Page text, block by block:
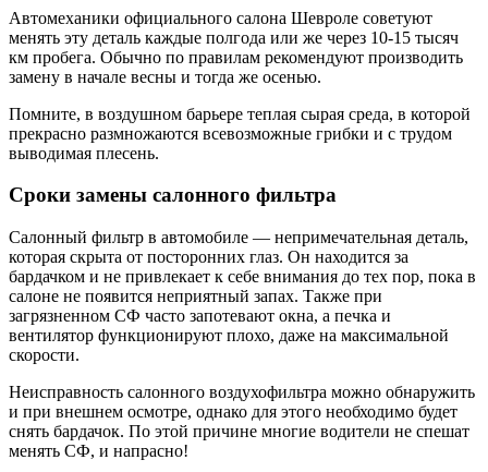
Автомеханики официального салона Шевроле советуют
менять эту деталь каждые полгода или же через 10-15 тысяч
км пробега. Обычно по правилам рекомендуют производить
замену в начале весны и тогда же осенью.
Помните, в воздушном барьере теплая сырая среда, в которой
прекрасно размножаются всевозможные грибки и с трудом
выводимая плесень.
Сроки замены салонного фильтра
Салонный фильтр в автомобиле — непримечательная деталь,
которая скрыта от посторонних глаз. Он находится за
бардачком и не привлекает к себе внимания до тех пор, пока в
салоне не появится неприятный запах. Также при
загрязненном СФ часто запотевают окна, а печка и
вентилятор функционируют плохо, даже на максимальной
скорости.
Неисправность салонного воздухофильтра можно обнаружить
и при внешнем осмотре, однако для этого необходимо будет
снять бардачок. По этой причине многие водители не спешат
менять СФ, и напрасно!